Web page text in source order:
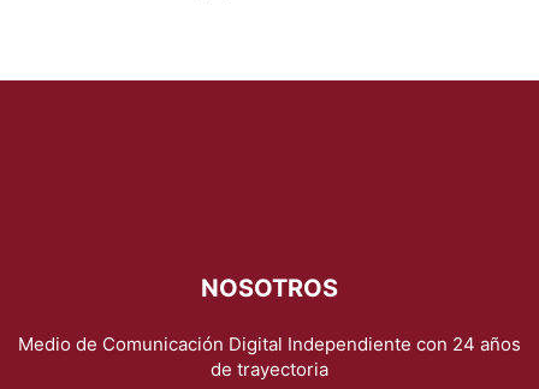
NOSOTROS
Medio de Comunicación Digital Independiente con 24 años
de trayectoria